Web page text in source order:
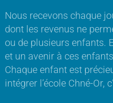
Nous recevons chaque
dont les revenus ne
ou de plusieurs enfants.
et un avenir à ces
Chaque enfant est
intégrer l’école Chné-Or,